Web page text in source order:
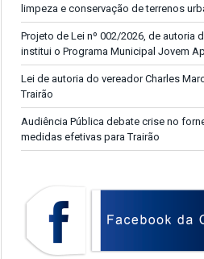
limpeza e conservação de terrenos
Projeto de Lei nº 002/2026, de autoria
institui o Programa Municipal Jovem
Lei de autoria do vereador Charles
Trairão
Audiência Pública debate crise no
medidas efetivas para Trairão